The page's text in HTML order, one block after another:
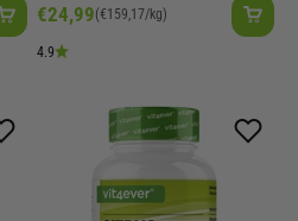
Angebot
€24,99(€159,17/kg)
4.9